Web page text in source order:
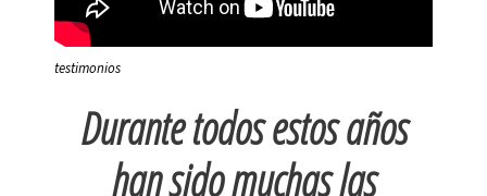
testimonios
Durante todos estos años
han sido muchas las